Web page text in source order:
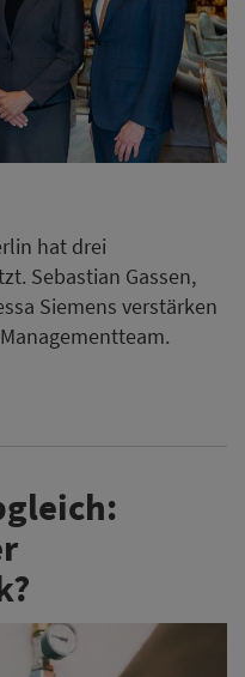
hat drei
Sebastian Gassen,
Siemens verstärken